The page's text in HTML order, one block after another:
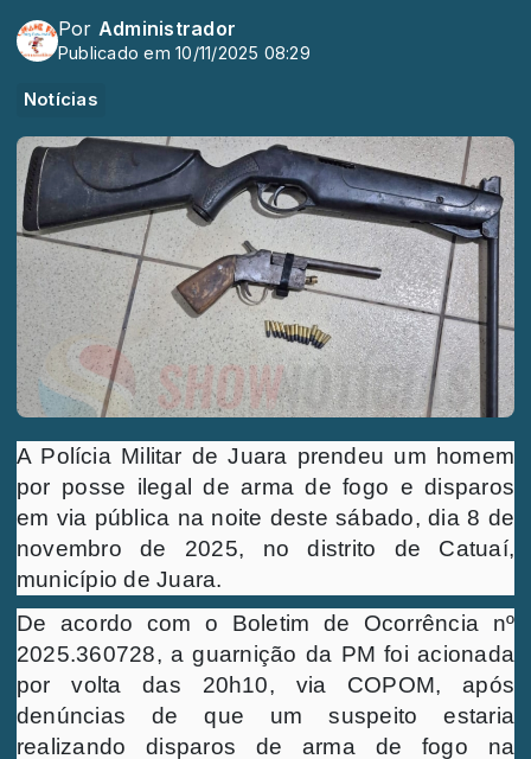
Por Administrador
Publicado em 10/11/2025 08:29
Notícias
A Polícia Militar de Juara prendeu um homem
por posse ilegal de arma de fogo e disparos
em via pública na noite deste sábado, dia 8 de
novembro de 2025, no distrito de Catuaí,
município de Juara.
De acordo com o Boletim de Ocorrência nº
2025.360728, a guarnição da PM foi acionada
por volta das 20h10, via COPOM, após
denúncias de que um suspeito estaria
realizando disparos de arma de fogo na